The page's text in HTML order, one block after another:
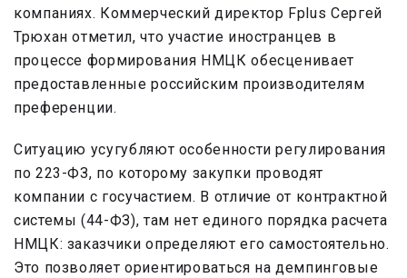
компаниях. Коммерческий директор Fplus Сергей
Трюхан отметил, что участие иностранцев в
процессе формирования НМЦК обесценивает
предоставленные российским производителям
преференции.
Ситуацию усугубляют особенности регулирования
по 223-ФЗ, по которому закупки проводят
компании с госучастием. В отличие от контрактной
системы (44-ФЗ), там нет единого порядка расчета
НМЦК: заказчики определяют его самостоятельно.
Это позволяет ориентироваться на демпинговые